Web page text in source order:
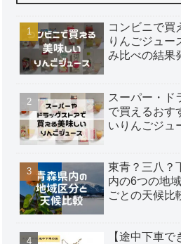
コンビニで買
りんごジュー
み比べの結果
スーパー・ド
で買えるおす
いりんごジュ
東青？三八？
内の6つの地
ごとの天候比
【途中下車で